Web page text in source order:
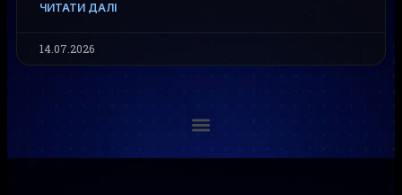
ЧИТАТИ ДАЛІ
14.07.2026